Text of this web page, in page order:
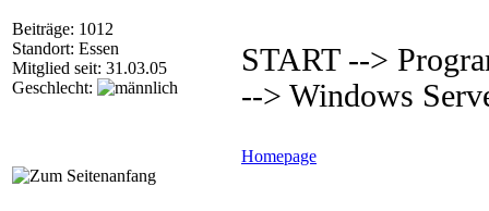
Beiträge: 1012
Standort: Essen
Mitglied seit: 31.03.05
Geschlecht:
START -->
--> Windows
Homepage